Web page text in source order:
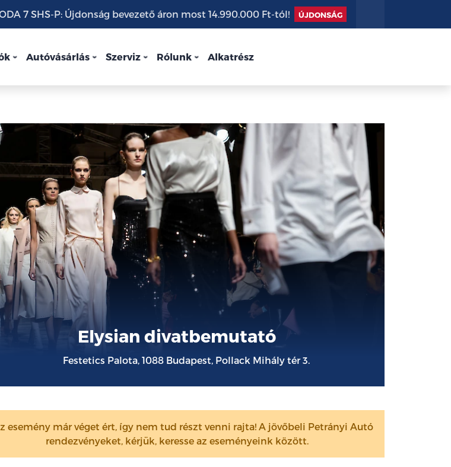
7 SHS-P: Újdonság bevezető áron most 14.990.000 Ft-tól! ÚJDONSÁG
Autóvásárlás Szerviz Rólunk Alkatrész
Elysian divatbemutató
Festetics Palota, 1088 Budapest, Pollack Mihály tér 3.
esemény már véget ért, így nem tud részt venni rajta! A jövőbeli Petrányi Autó
rendezvényeket, kérjük, keresse az eseményeink között.